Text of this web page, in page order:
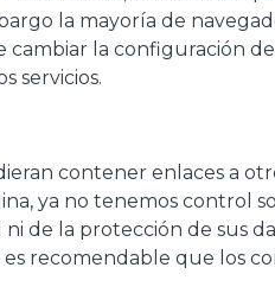
la mayoría de
la configuración
servicios.
contener enlaces a
ya no tenemos control
de la protección de sus
recomendable que los